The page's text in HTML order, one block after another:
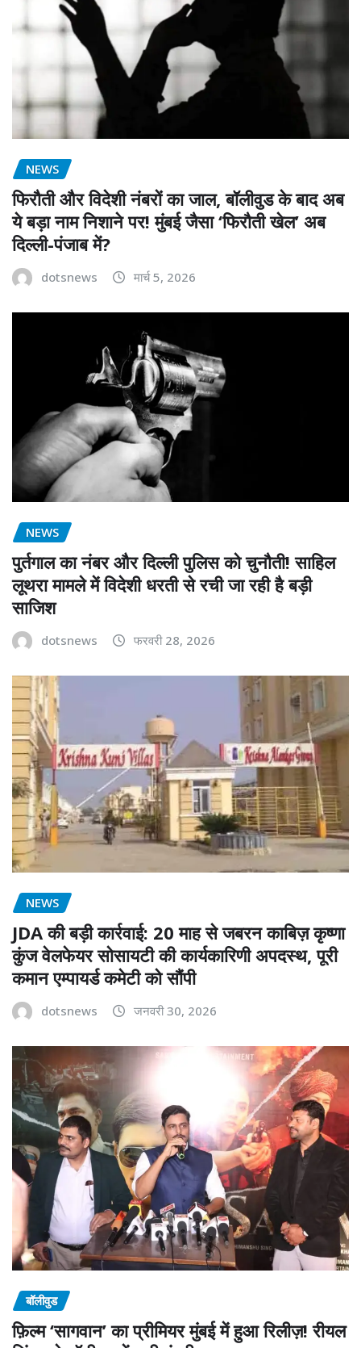
NEWS
फिरौती और विदेशी नंबरों का जाल, बॉलीवुड के बाद अब
ये बड़ा नाम निशाने पर! मुंबई जैसा ‘फिरौती खेल’ अब
दिल्ली-पंजाब में?
dotsnews मार्च 5, 2026
NEWS
पुर्तगाल का नंबर और दिल्ली पुलिस को चुनौती! साहिल
लूथरा मामले में विदेशी धरती से रची जा रही है बड़ी
साजिश
dotsnews फरवरी 28, 2026
NEWS
JDA की बड़ी कार्रवाई: 20 माह से जबरन काबिज़ कृष्णा
कुंज वेलफेयर सोसायटी की कार्यकारिणी अपदस्थ, पूरी
कमान एम्पायर्ड कमेटी को सौंपी
dotsnews जनवरी 30, 2026
बॉलीवुड
फ़िल्म ‘सागवान’ का प्रीमियर मुंबई में हुआ रिलीज़! रीयल